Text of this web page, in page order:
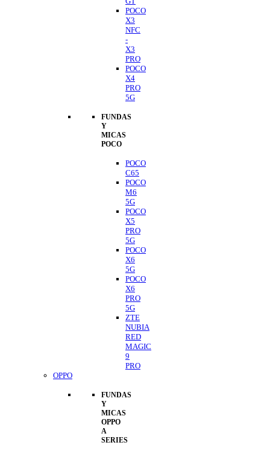
POCO
X3
NFC
-
X3
PRO
POCO
X4
PRO
5G
FUNDAS
Y
MICAS
POCO
POCO
C65
POCO
M6
5G
POCO
X5
PRO
5G
POCO
X6
5G
POCO
X6
PRO
5G
ZTE
NUBIA
RED
MAGIC
9
PRO
OPPO
FUNDAS
Y
MICAS
OPPO
A
SERIES